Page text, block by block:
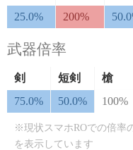
25.0%
200%
武器倍率
剣 短剣 槍
75.0%
50.0% 100%
※現状スマホROでの倍率
を表示しています